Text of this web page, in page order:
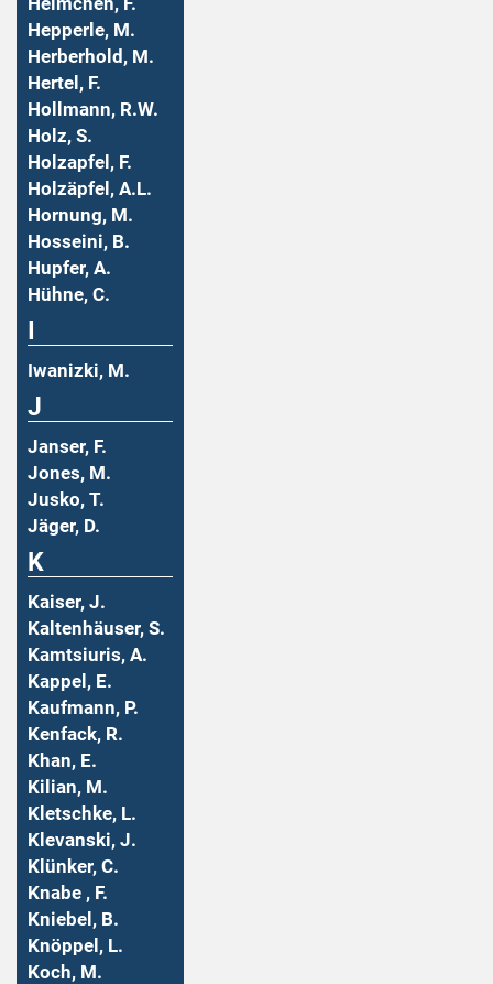
Hepperle, M.
Herberhold, M.
Hertel, F.
Hollmann, R.W.
Holz, S.
Holzapfel, F.
Holzäpfel, A.L.
Hornung, M.
Hosseini, B.
Hupfer, A.
Hühne, C.
Iwanizki, M.
J
Janser, F.
Jones, M.
Jusko, T.
Jäger, D.
K
Kaiser, J.
Kaltenhäuser, S.
Kamtsiuris, A.
Kappel, E.
Kaufmann, P.
Kenfack, R.
Khan, E.
Kilian, M.
Kletschke, L.
Klevanski, J.
Klünker, C.
Knabe , F.
Kniebel, B.
Knöppel, L.
Koch, M.